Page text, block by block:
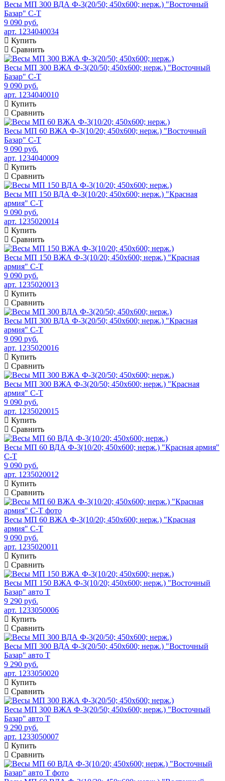
Весы МП 300 ВДА Ф-3(20/50; 450х600; нерж.) "Восточный
Базар" С-Т
9 090 руб.
арт. 1234040034
Купить
Сравнить
Весы МП 300 ВЖА Ф-3(20/50; 450х600; нерж.) "Восточный
Базар" С-Т
9 090 руб.
арт. 1234040010
Купить
Сравнить
Весы МП 60 ВЖА Ф-3(10/20; 450х600; нерж.) "Восточный
Базар" С-Т
9 090 руб.
арт. 1234040009
Купить
Сравнить
Весы МП 150 ВДА Ф-3(10/20; 450х600; нерж.) "Красная
армия" C-T
9 090 руб.
арт. 1235020014
Купить
Сравнить
Весы МП 150 ВЖА Ф-3(10/20; 450х600; нерж.) "Красная
армия" C-T
9 090 руб.
арт. 1235020013
Купить
Сравнить
Весы МП 300 ВДА Ф-3(20/50; 450х600; нерж.) "Красная
армия" C-T
9 090 руб.
арт. 1235020016
Купить
Сравнить
Весы МП 300 ВЖА Ф-3(20/50; 450х600; нерж.) "Красная
армия" C-T
9 090 руб.
арт. 1235020015
Купить
Сравнить
Весы МП 60 ВДА Ф-3(10/20; 450х600; нерж.) "Красная армия"
C-T
9 090 руб.
арт. 1235020012
Купить
Сравнить
Весы МП 60 ВЖА Ф-3(10/20; 450х600; нерж.) "Красная
армия" C-T
9 090 руб.
арт. 1235020011
Купить
Сравнить
Весы МП 150 ВЖА Ф-3(10/20; 450х600; нерж.) "Восточный
Базар" авто Т
9 290 руб.
арт. 1233050006
Купить
Сравнить
Весы МП 300 ВДА Ф-3(20/50; 450х600; нерж.) "Восточный
Базар" авто Т
9 290 руб.
арт. 1233050020
Купить
Сравнить
Весы МП 300 ВЖА Ф-3(20/50; 450х600; нерж.) "Восточный
Базар" авто Т
9 290 руб.
арт. 1233050007
Купить
Сравнить